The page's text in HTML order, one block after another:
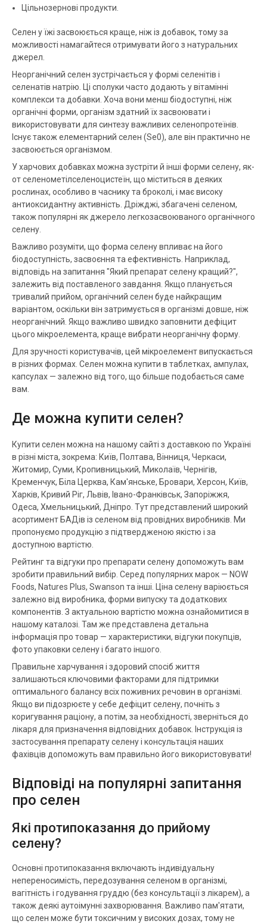
Цільнозернові продукти.
Селен у їжі засвоюється краще, ніж із добавок, тому за
можливості намагайтеся отримувати його з натуральних
джерел.
Неорганічний селен зустрічається у формі селенітів і
селенатів натрію. Ці сполуки часто додають у вітамінні
комплекси та добавки. Хоча вони менш біодоступні, ніж
органічні форми, організм здатний їх засвоювати і
використовувати для синтезу важливих селенопротеїнів.
Існує також елементарний селен (Se0), але він практично не
засвоюється організмом.
У харчових добавках можна зустріти й інші форми селену, як-
от селенометілселеноцистеїн, що міститься в деяких
рослинах, особливо в часнику та броколі, і має високу
антиоксидантну активність. Дріжджі, збагачені селеном,
також популярні як джерело легкозасвоюваного органічного
селену.
Важливо розуміти, що форма селену впливає на його
біодоступність, засвоєння та ефективність. Наприклад,
відповідь на запитання "Який препарат селену кращий?",
залежить від поставленого завдання. Якщо планується
тривалий прийом, органічний селен буде найкращим
варіантом, оскільки він затримується в організмі довше, ніж
неорганічний. Якщо важливо швидко заповнити дефіцит
цього мікроелемента, краще вибрати неорганічну форму.
Для зручності користувачів, цей мікроелемент випускається
в різних формах. Селен можна купити в таблетках, ампулах,
капсулах — залежно від того, що більше подобається саме
вам.
Де можна купити селен?
Купити селен можна на нашому сайті з доставкою по Україні
в різні міста, зокрема: Київ, Полтава, Вінниця, Черкаси,
Житомир, Суми, Кропивницький, Миколаїв, Чернігів,
Кременчук, Біла Церква, Кам'янське, Бровари, Херсон, Київ,
Харків, Кривий Ріг, Львів, Івано-Франківськ, Запоріжжя,
Одеса, Хмельницький, Дніпро. Тут представлений широкий
асортимент БАДів із селеном від провідних виробників. Ми
пропонуємо продукцію з підтвердженою якістю і за
доступною вартістю.
Рейтинг та відгуки про препарати селену допоможуть вам
зробити правильний вибір. Серед популярних марок — NOW
Foods, Natures Plus, Swanson та інші. Ціна селену варіюється
залежно від виробника, форми випуску та додаткових
компонентів. З актуальною вартістю можна ознайомитися в
нашому каталозі. Там же представлена детальна
інформація про товар — характеристики, відгуки покупців,
фото упаковки селену і багато іншого.
Правильне харчування і здоровий спосіб життя
залишаються ключовими факторами для підтримки
оптимального балансу всіх поживних речовин в організмі.
Якщо ви підозрюєте у себе дефіцит селену, почніть з
коригування раціону, а потім, за необхідності, зверніться до
лікаря для призначення відповідних добавок. Інструкція із
застосування препарату селену і консультація наших
фахівців допоможуть вам правильно його використовувати!
Відповіді на популярні запитання
про селен
Які протипоказання до прийому
селену?
Основні протипоказання включають індивідуальну
непереносимість, передозування селеном в організмі,
вагітність і годування груддю (без консультації з лікарем), а
також деякі аутоімунні захворювання. Важливо пам'ятати,
що селен може бути токсичним у високих дозах, тому не